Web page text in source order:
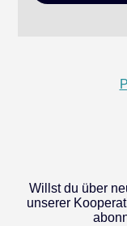
Willst du über
unserer